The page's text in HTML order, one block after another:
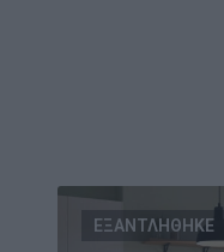
ΕΞΑΝΤΛΗΘΗΚΕ